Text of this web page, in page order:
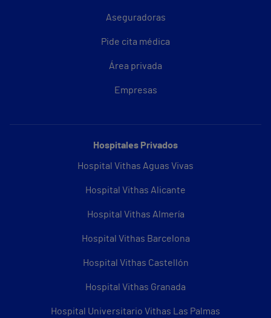
Aseguradoras
Pide cita médica
Área privada
Empresas
Hospitales Privados
Hospital Vithas Aguas Vivas
Hospital Vithas Alicante
Hospital Vithas Almería
Hospital Vithas Barcelona
Hospital Vithas Castellón
Hospital Vithas Granada
Hospital Universitario Vithas Las Palmas